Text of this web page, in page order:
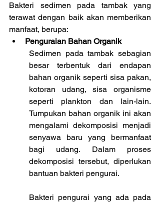
Bakteri sedimen pada tambak yang
terawat dengan baik akan memberikan
manfaat, berupa:
Penguraian Bahan Organik
Sedimen pada tambak sebagian
besar terbentuk dari endapan
bahan organik seperti sisa pakan,
kotoran udang, sisa organisme
seperti plankton dan lain-lain.
Tumpukan bahan organik ini akan
mengalami dekomposisi menjadi
senyawa baru yang bermanfaat
bagi udang. Dalam proses
dekomposisi tersebut, diperlukan
bantuan bakteri pengurai.
Bakteri pengurai yang ada pada